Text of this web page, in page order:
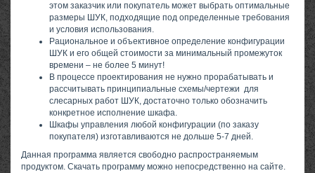
этом заказчик или покупатель может выбрать оптимальные
размеры ШУК, подходящие под определенные требования
и условия использования.
Рациональное и объективное определение конфигурации
ШУК и его общей стоимости за минимальный промежуток
времени – не более 5 минут!
В процессе проектирования не нужно прорабатывать и
рассчитывать принципиальные схемы/чертежи для
слесарных работ ШУК, достаточно только обозначить
конкретное исполнение шкафа.
Шкафы управления любой конфигурации (по заказу
покупателя) изготавливаются не дольше 5-7 дней.
Данная программа является свободно распространяемым
продуктом. Скачать программу можно непосредственно на сайте.